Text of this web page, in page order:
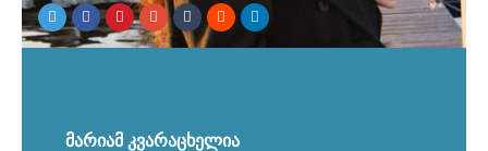
მარიამ კვარაცხელია